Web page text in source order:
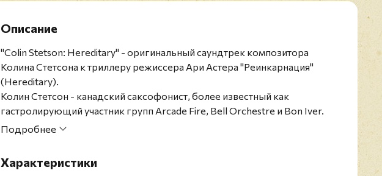
Описание
"Colin Stetson: Hereditary" - оригинальный саундтрек композитора
Колина Стетсона к триллеру режиссера Ари Астера "Реинкарнация"
(Hereditary).
Колин Стетсон - канадский саксофонист, более известный как
гастролирующий участник групп Arcade Fire, Bell Orchestre и Bon Iver.
Родился в Анн-Арборе и в настоящее время проживает в Монреале.
ролях с многими музыкантами, в том числе с Томом Уэйтсом, Arcade Fire,
Подробнее
Характеристики